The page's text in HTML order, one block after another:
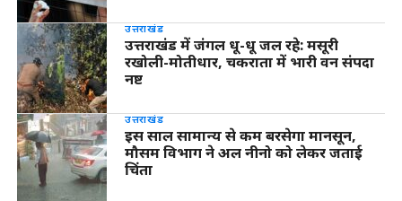
उत्तराखंड
उत्तराखंड में जंगल धू-धू जल रहे: मसूरी
रखोली-मोतीधार, चकराता में भारी वन संपदा
नष्ट
उत्तराखंड
इस साल सामान्य से कम बरसेगा मानसून,
मौसम विभाग ने अल नीनो को लेकर जताई
चिंता